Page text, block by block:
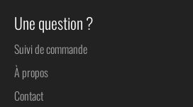
Une question ?
Suivi de commande
À propos
Contact